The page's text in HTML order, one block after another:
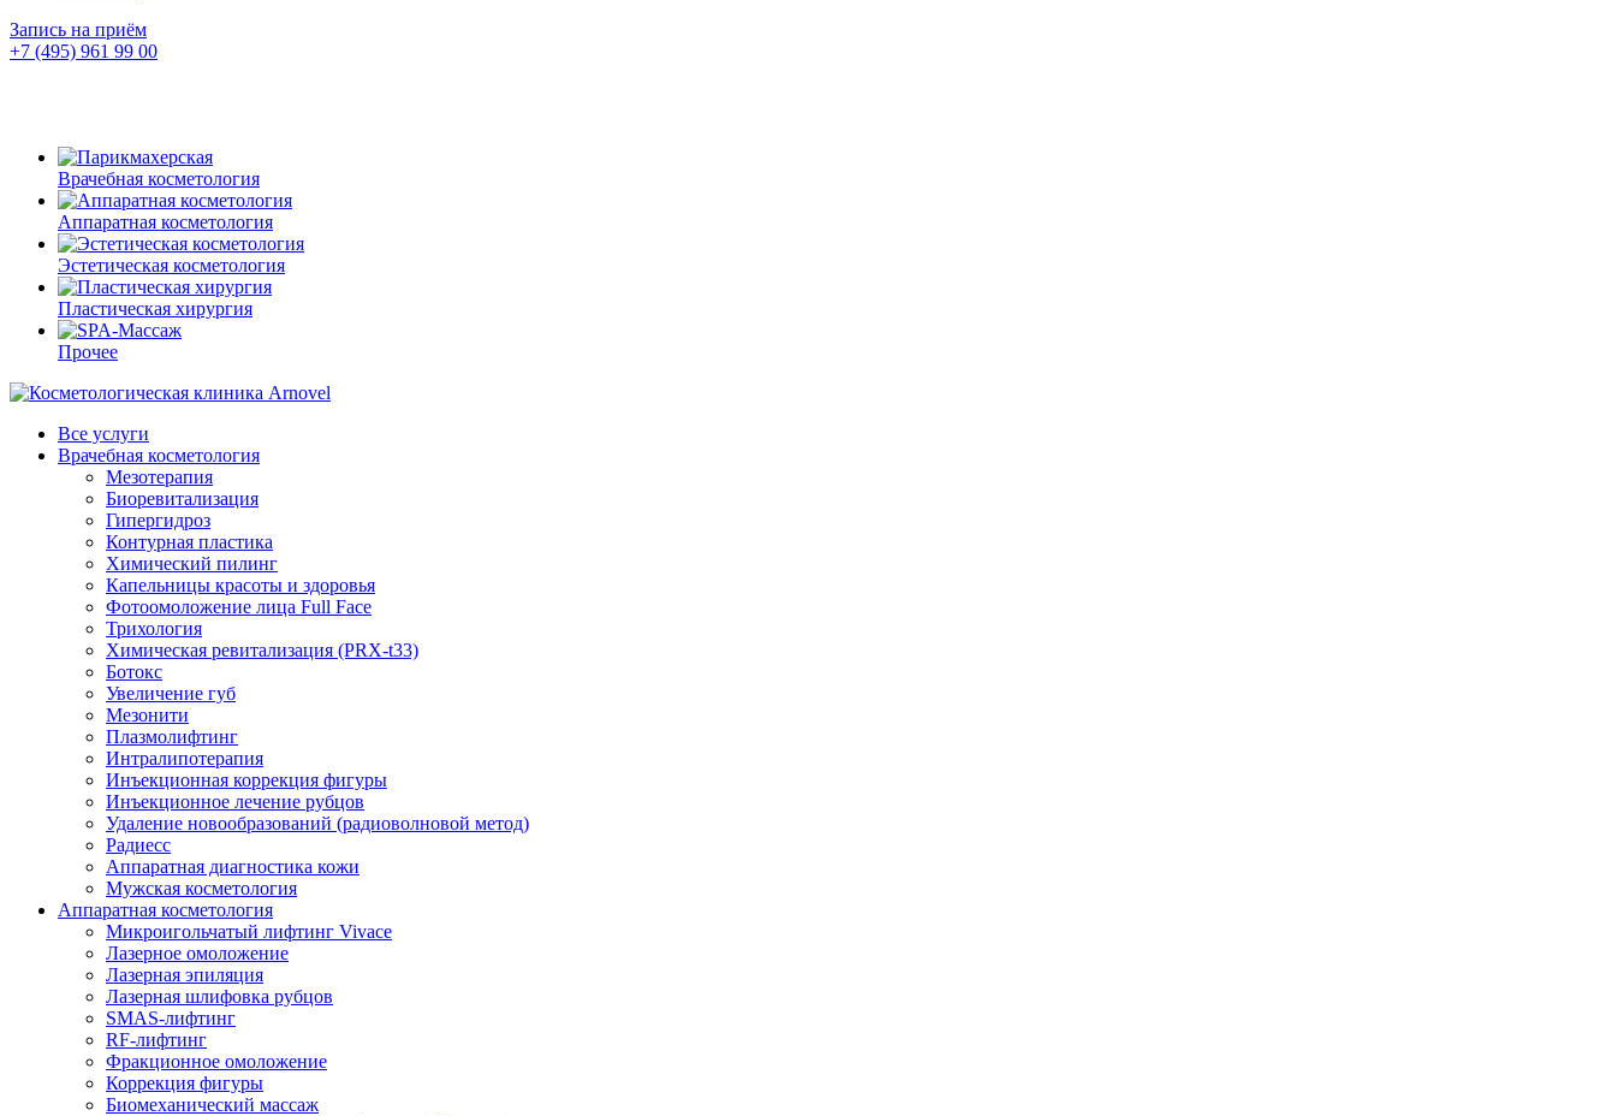
Запись на приём
+7 (495) 961 99 00
Врачебная косметология
Аппаратная косметология
Эстетическая косметология
Пластическая хирургия
Прочее
Все услуги
Врачебная косметология
Мезотерапия
Биоревитализация
Гипергидроз
Контурная пластика
Химический пилинг
Капельницы красоты и здоровья
Фотоомоложение лица Full Face
Трихология
Химическая ревитализация (PRX-t33)
Ботокс
Увеличение губ
Мезонити
Плазмолифтинг
Интралипотерапия
Инъекционная коррекция фигуры
Инъекционное лечение рубцов
Удаление новообразований (радиоволновой метод)
Радиесс
Аппаратная диагностика кожи
Мужская косметология
Аппаратная косметология
Микроигольчатый лифтинг Vivace
Лазерное омоложение
Лазерная эпиляция
Лазерная шлифовка рубцов
SMAS-лифтинг
RF-лифтинг
Фракционное омоложение
Коррекция фигуры
Биомеханический массаж